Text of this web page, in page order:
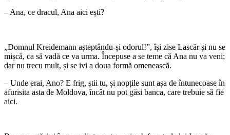
– Ana, ce dracul, Ana aici ești?
„Domnul Kreidemann așteptându-și odorul!”, își zise Lascăr și nu se
mișcă, ca să vadă ce va urma. Începuse a se teme că Ana nu va veni;
dar nu trecu mult, și se ivi a doua formă omenească.
– Unde erai, Ano? E frig, știi tu, și nopțile sunt așa de întunecoase în
afurisita asta de Moldova, încât nu pot găsi banca, care trebuie să fie
aici.